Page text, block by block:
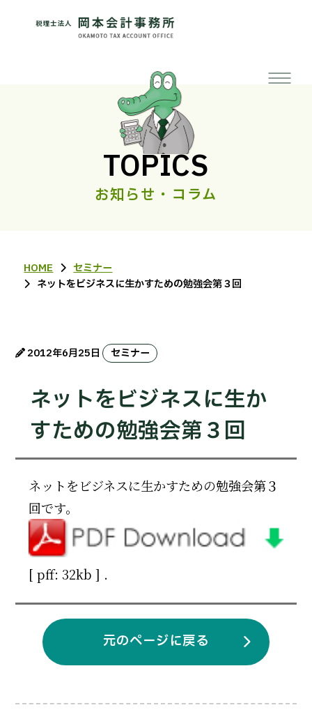
TOPICS
お知らせ・コラム
HOME
セミナー
ネットをビジネスに生かすための勉強会第３回
2012年6月25日 セミナー
ネットをビジネスに生か
すための勉強会第３回
ネットをビジネスに生かすための勉強会第３
回です。
[ pff: 32kb ] .
元のページに戻る